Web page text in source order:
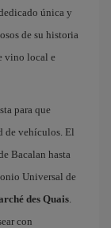
única y
de su historia
vino local e
para que
de vehículos. El
Bacalan hasta
Universal de
des Quais.
con